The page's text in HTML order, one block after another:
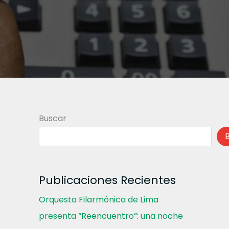
Buscar
Publicaciones Recientes
Orquesta Filarmónica de Lima
presenta “Reencuentro”: una noche